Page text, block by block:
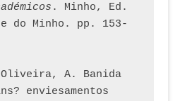
. Minho, Ed.
do Minho. pp. 153-
Oliveira, A. Banida
enviesamentos